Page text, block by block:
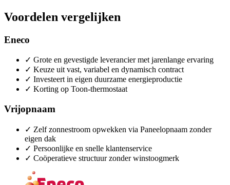
Voordelen vergelijken
Eneco
✓ Grote en gevestigde leverancier met jarenlange ervaring
✓ Keuze uit vast, variabel en dynamisch contract
✓ Investeert in eigen duurzame energieproductie
✓ Korting op Toon-thermostaat
Vrijopnaam
✓ Zelf zonnestroom opwekken via Paneelopnaam zonder
eigen dak
✓ Persoonlijke en snelle klantenservice
✓ Coöperatieve structuur zonder winstoogmerk